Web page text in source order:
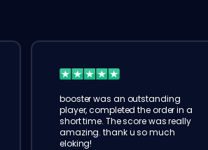
booster was an outstanding
player, completed the order in a
short time. The score was really
amazing. thank u so much
eloking!